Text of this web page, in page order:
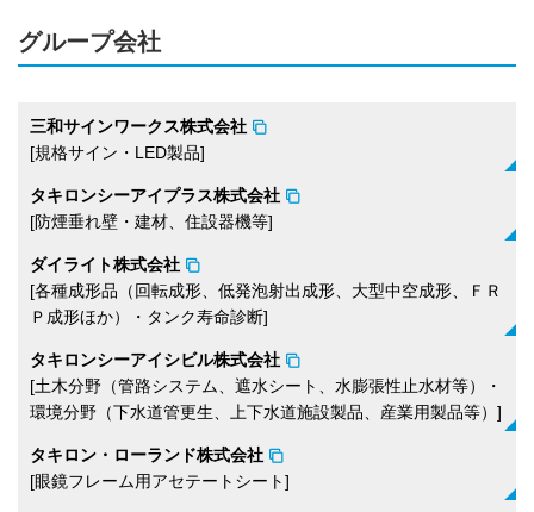
グループ会社
三和サインワークス株式会社
[規格サイン・LED製品]
タキロンシーアイプラス株式会社
[防煙垂れ壁​・建材、住設器機等]
ダイライト株式会社
[各種成形品（回転成形、低発泡射出成形、大型中空成形、ＦＲ
Ｐ成形ほか）​・タンク寿命診断]
タキロンシーアイシビル株式会社
[土木分野（管路システム、遮水シート、水膨張性止水材等）​・
環境分野（下水道管更生、上下水道施設製品、産業用製品等）]
タキロン・ローランド株式会社
[​眼鏡フレーム用アセテートシート]